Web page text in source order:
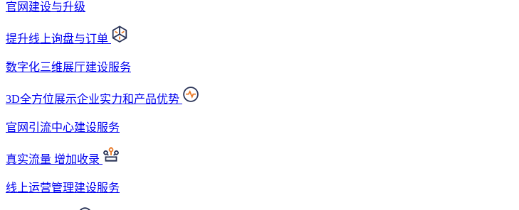
官网建设与升级
提升线上询盘与订单
数字化三维展厅建设服务
3D全方位展示企业实力和产品优势
官网引流中心建设服务
真实流量 增加收录
线上运营管理建设服务